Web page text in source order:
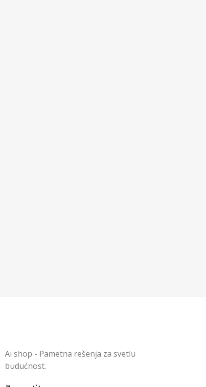
Ai shop - Pametna rešenja za svetlu
budućnost.